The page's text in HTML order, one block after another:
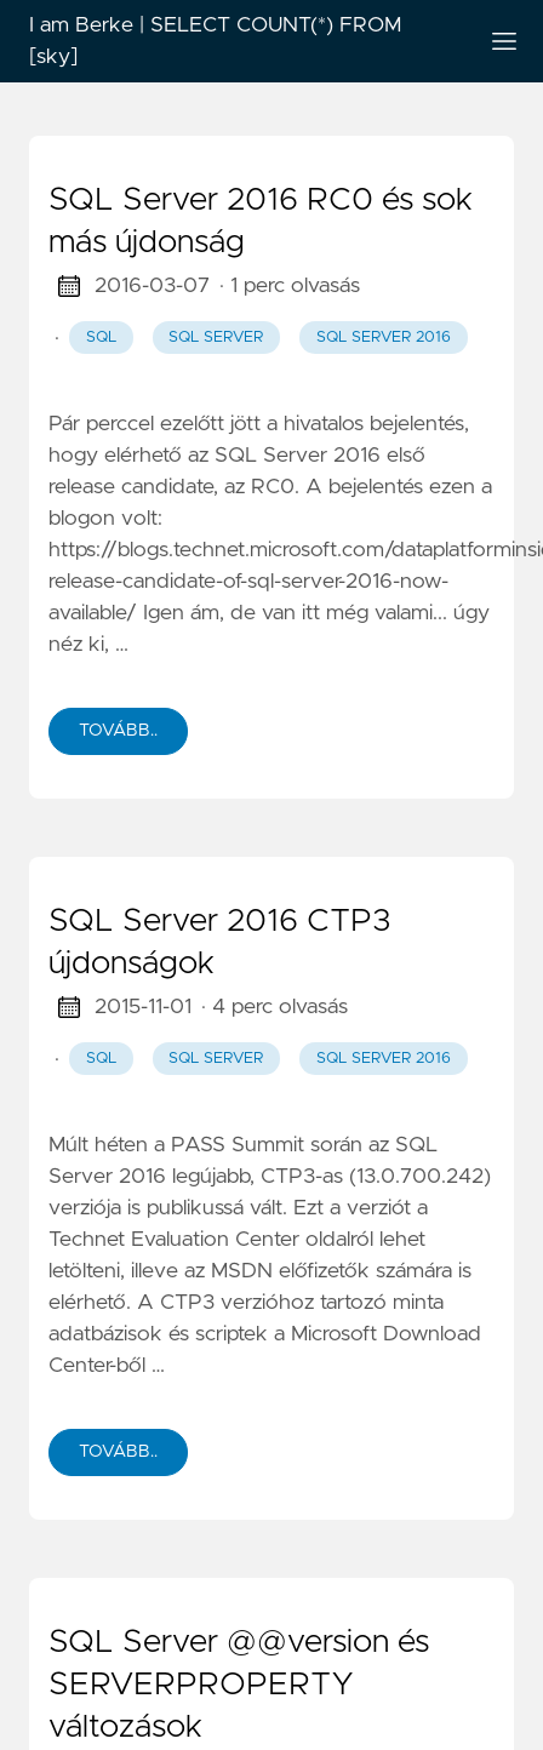
I am Berke | SELECT COUNT(*) FROM
[sky]
SQL Server 2016 RC0 és sok
más újdonság
2016-03-07 · 1 perc olvasás
· SQL SQL SERVER SQL SERVER 2016
Pár perccel ezelőtt jött a hivatalos bejelentés,
hogy elérhető az SQL Server 2016 első
release candidate, az RC0. A bejelentés ezen a
blogon volt:
https://blogs.technet.microsoft.com/
release-candidate-of-sql-server-2016-now-
available/ Igen ám, de van itt még valami... úgy
néz ki, …
TOVÁBB..
SQL Server 2016 CTP3
újdonságok
2015-11-01 · 4 perc olvasás
· SQL SQL SERVER SQL SERVER 2016
Múlt héten a PASS Summit során az SQL
Server 2016 legújabb, CTP3-as (13.0.700.242)
verziója is publikussá vált. Ezt a verziót a
Technet Evaluation Center oldalról lehet
letölteni, illeve az MSDN előfizetők számára is
elérhető. A CTP3 verzióhoz tartozó minta
adatbázisok és scriptek a Microsoft Download
Center-ből …
TOVÁBB..
SQL Server @@version és
SERVERPROPERTY
változások